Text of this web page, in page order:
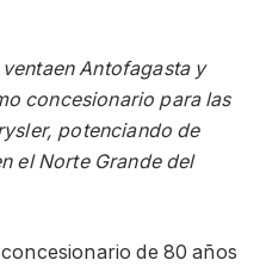
Antofagasta y
concesionario para las
potenciando de
el Norte Grande del
de 80 años